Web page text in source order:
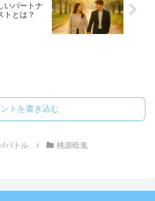
いパートナ
トとは？
トを書き込む
/バトル 桃源暗鬼